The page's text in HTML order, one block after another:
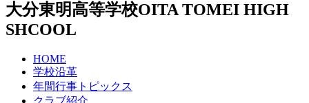
大分東明高等学校OITA TOMEI HIGH
SHCOOL
HOME
学校沿革
年間行事トピックス